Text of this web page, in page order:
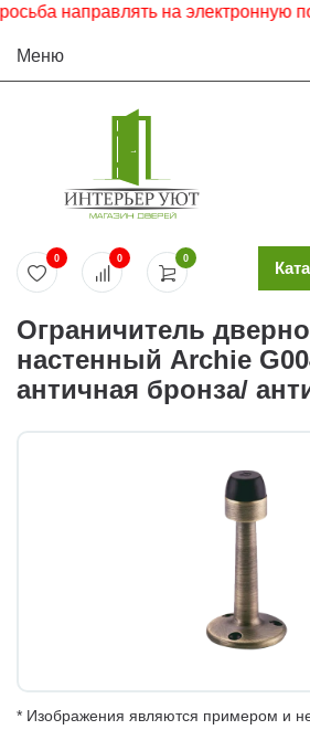
направлять на электронную
Меню
0
0 0
Ограничитель
настенный Archie
античная бронза/
* Изображения являются примером и